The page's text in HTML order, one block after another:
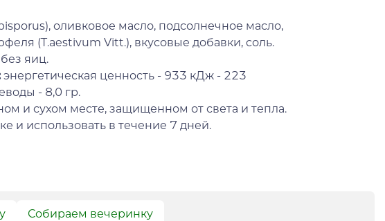
оливковое масло, подсолнечное масло,
(T.aestivum Vitt.), вкусовые добавки, соль.
яиц.
энергетическая ценность - 933 кДж - 223
- 8,0 гр.
и сухом месте, защищенном от света и тепла.
и использовать в течение 7 дней.
Собираем вечеринку